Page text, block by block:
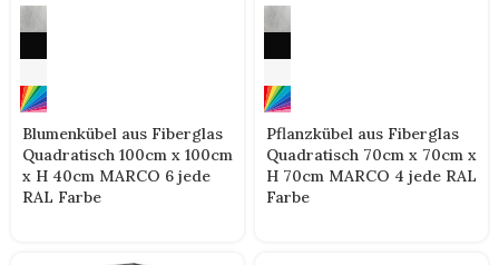
Blumenkübel aus Fiberglas
Quadratisch 100cm x 100cm
x H 40cm MARCO 6 jede
RAL Farbe
Pflanzkübel aus Fiberglas
Quadratisch 70cm x 70cm x
H 70cm MARCO 4 jede RAL
Farbe